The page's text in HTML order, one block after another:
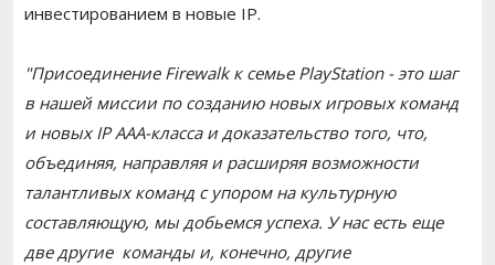
инвестированием в новые IP.
"Присоединение Firewalk к семье PlayStation - это шаг
в нашей миссии по созданию новых игровых команд
и новых IP AAA-класса и доказательство того, что,
объединяя, направляя и расширяя возможности
талантливых команд с упором на культурную
составляющую, мы добьемся успеха. У нас есть еще
две другие команды и, конечно, другие